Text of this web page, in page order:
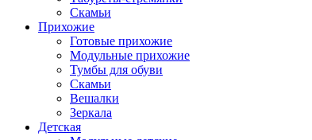
Скамьи
Прихожие
Готовые прихожие
Модульные прихожие
Тумбы для обуви
Скамьи
Вешалки
Зеркала
Детская